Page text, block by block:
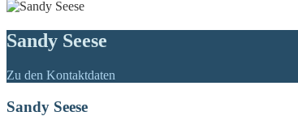
Sandy Seese
Zu den Kontaktdaten
Sandy Seese